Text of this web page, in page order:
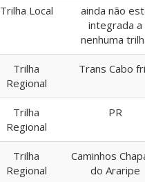
Trilha Local
ainda não
integrada a
nenhuma
Trilha
Regional
Trans Cabo
Trilha
Regional
PR
Trilha
Regional
Caminhos
do Araripe